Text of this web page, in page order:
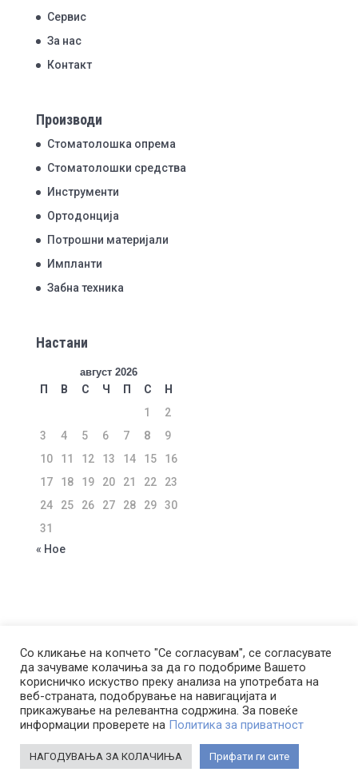
Сервис
За нас
Контакт
Производи
Стоматолошка опрема
Стоматолошки средства
Инструменти
Ортодонција
Потрошни материјали
Импланти
Забна техника
Настани
август 2026
П В С Ч П С
Н
1
2
3
4 5 6 7 8
9
10
11 12 13 14 15
16
17
18 19 20 21 22
23
24
25 26 27 28 29
30
31
« Ное
УСЛОВИ ЗА КОРИСТЕЊЕ
ПОЛИТИКА ЗА ПРИВАТНОСТ
ПОЛИТИКА ЗА КОЛАЧИЊА
ПОЛИТИКА ЗА КОРИСТЕЊЕ НА ЛП ЗА ЦЕЛИ НА
ДИРЕКТЕН МАРКЕТИНГ
Copyright © Borden LTD 2004-2025
Со кликање на копчето "Се согласувам", се согласувате
да зачуваме колачиња за да го подобриме Вашето
корисничко искуство преку анализа на употребата на
веб-страната, подобрување на навигацијата и
прикажување на релевантна содржина. За повеќе
информации проверете на Политика за приватност
НАГОДУВАЊА ЗА КОЛАЧИЊА Прифати ги сите